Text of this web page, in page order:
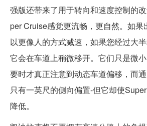
强版还带来了用于转向和速度控制的
per Cruise感觉更流畅，更自然。如果
以更像人的方式减速，如果您经过大
它会在车道上稍微移开。它们只是微
要时才真正注意到动态车道偏移，而
只有一英尺的侧向偏置-但它却使
降低。